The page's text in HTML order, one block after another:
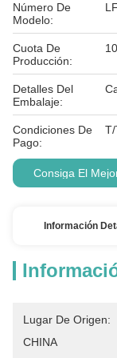
Número De
Modelo:
Cuota De
Producción:
Detalles Del
Embalaje:
Condiciones De
Pago:
Consiga El
Información
Lugar De Origen:
CHINA